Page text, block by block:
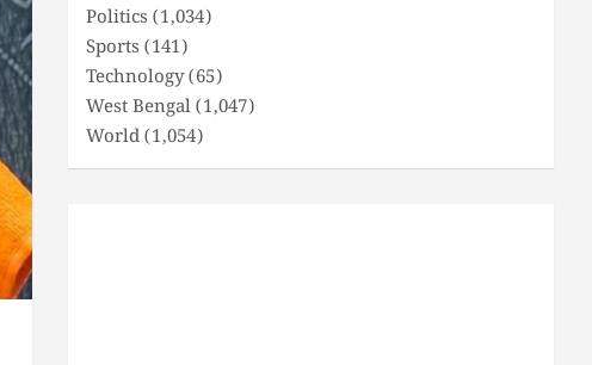
Politics (1,034)
Sports (141)
Technology(65)
West Bengal(1,047)
World(1,054)